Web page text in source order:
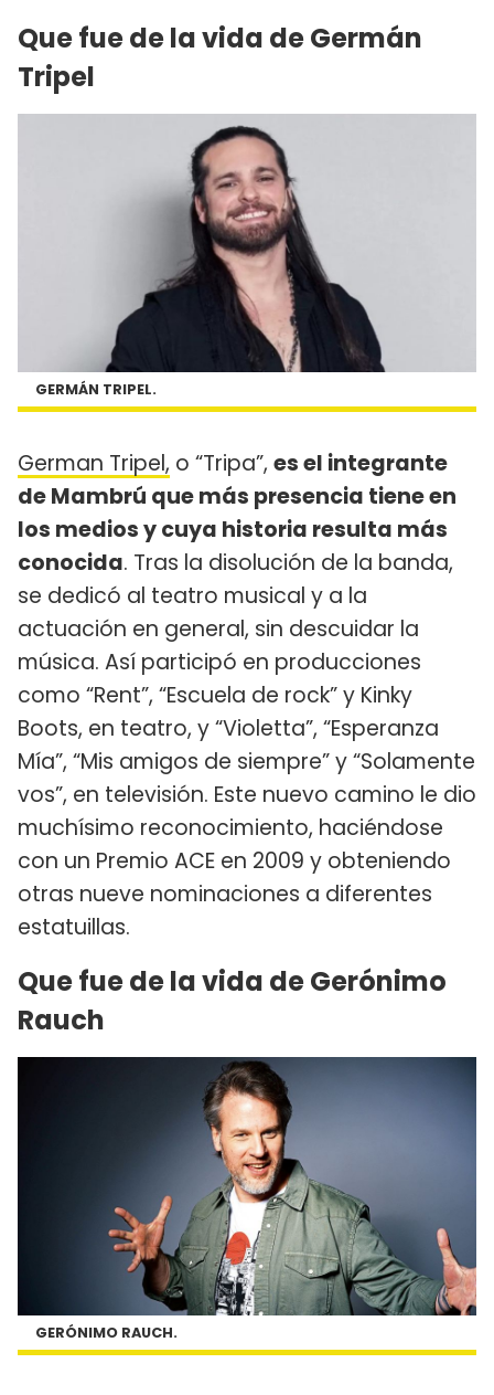
Que fue de la vida de Germán
Tripel
GERMÁN TRIPEL.
German Tripel, o “Tripa”, es el integrante
de Mambrú que más presencia tiene en
los medios y cuya historia resulta más
conocida. Tras la disolución de la banda,
se dedicó al teatro musical y a la
actuación en general, sin descuidar la
música. Así participó en producciones
como “Rent”, “Escuela de rock” y Kinky
Boots, en teatro, y “Violetta”, “Esperanza
Mía”, “Mis amigos de siempre” y “Solamente
vos”, en televisión. Este nuevo camino le dio
muchísimo reconocimiento, haciéndose
con un Premio ACE en 2009 y obteniendo
otras nueve nominaciones a diferentes
estatuillas.
Que fue de la vida de Gerónimo
Rauch
GERÓNIMO RAUCH.